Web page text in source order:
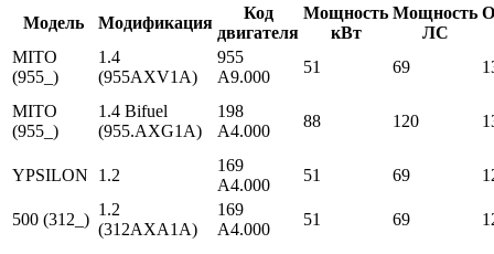
Модель
Модификация
Код
двигателя
Мощность
кВт
Мощность
ЛС
MITO
(955_)
1.4
(955AXV1A)
955
A9.000
51 69
MITO
(955_)
1.4 Bifuel
(955.AXG1A)
198
A4.000
88 120
YPSILON 1.2
169
A4.000
51 69
500 (312_)
1.2
(312AXA1A)
169
A4.000
51 69